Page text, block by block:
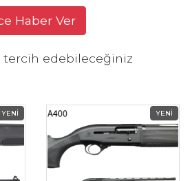
Haber Ver
edebileceğiniz